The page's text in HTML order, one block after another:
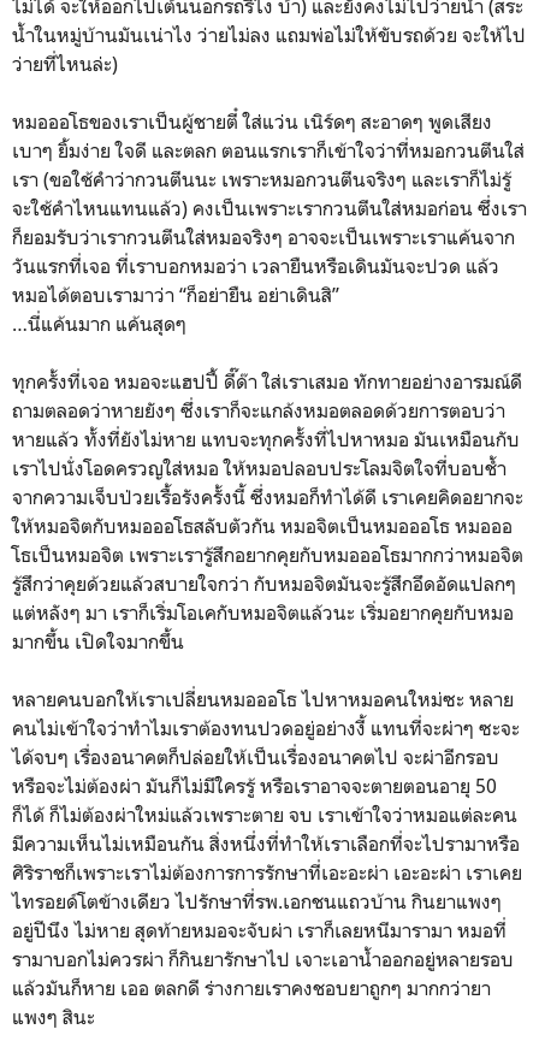
ไม่ได้ จะให้ออกไปเต้นนอกรถรึไง บ้า) และยังคงไม่ไปว่ายน้ำ (สระ
น้ำในหมู่บ้านมันเน่าไง ว่ายไม่ลง แถมพ่อไม่ให้ขับรถด้วย จะให้ไป
ว่ายที่ไหนล่ะ)
หมอออโธของเราเป็นผู้ชายตี๋ ใส่แว่น เนิร์ดๆ สะอาดๆ พูดเสียง
เบาๆ ยิ้มง่าย ใจดี และตลก ตอนแรกเราก็เข้าใจว่าที่หมอกวนตีนใส่
เรา (ขอใช้คำว่ากวนตีนนะ เพราะหมอกวนตีนจริงๆ และเราก็ไม่รู้
จะใช้คำไหนแทนแล้ว) คงเป็นเพราะเรากวนตีนใส่หมอก่อน ซึ่งเรา
ก็ยอมรับว่าเรากวนตีนใส่หมอจริงๆ อาจจะเป็นเพราะเราแค้นจาก
วันแรกที่เจอ ที่เราบอกหมอว่า เวลายืนหรือเดินมันจะปวด แล้ว
หมอได้ตอบเรามาว่า “ก็อย่ายืน อย่าเดินสิ”
…นี่แค้นมาก แค้นสุดๆ
ทุกครั้งที่เจอ หมอจะแฮปปี้ ดี๊ด๊า ใส่เราเสมอ ทักทายอย่างอารมณ์ดี
ถามตลอดว่าหายยังๆ ซึ่งเราก็จะแกล้งหมอตลอดด้วยการตอบว่า
หายแล้ว ทั้งที่ยังไม่หาย แทบจะทุกครั้งที่ไปหาหมอ มันเหมือนกับ
เราไปนั่งโอดครวญใส่หมอ ให้หมอปลอบประโลมจิตใจที่บอบช้ำ
จากความเจ็บป่วยเรื้อรังครั้งนี้ ซึ่งหมอก็ทำได้ดี เราเคยคิดอยากจะ
ให้หมอจิตกับหมอออโธสลับตัวกัน หมอจิตเป็นหมอออโธ หมอออ
โธเป็นหมอจิต เพราะเรารู้สึกอยากคุยกับหมอออโธมากกว่าหมอจิต
รู้สึกว่าคุยด้วยแล้วสบายใจกว่า กับหมอจิตมันจะรู้สึกอึดอัดแปลกๆ
แต่หลังๆ มา เราก็เริ่มโอเคกับหมอจิตแล้วนะ เริ่มอยากคุยกับหมอ
มากขึ้น เปิดใจมากขึ้น
หลายคนบอกให้เราเปลี่ยนหมอออโธ ไปหาหมอคนใหม่ซะ หลาย
คนไม่เข้าใจว่าทำไมเราต้องทนปวดอยู่อย่างงี้ แทนที่จะผ่าๆ ซะจะ
ได้จบๆ เรื่องอนาคตก็ปล่อยให้เป็นเรื่องอนาคตไป จะผ่าอีกรอบ
หรือจะไม่ต้องผ่า มันก็ไม่มีใครรู้ หรือเราอาจจะตายตอนอายุ 50
ก็ได้ ก็ไม่ต้องผ่าใหม่แล้วเพราะตาย จบ เราเข้าใจว่าหมอแต่ละคน
มีความเห็นไม่เหมือนกัน สิ่งหนึ่งที่ทำให้เราเลือกที่จะไปรามาหรือ
ศิริราชก็เพราะเราไม่ต้องการการรักษาที่เอะอะผ่า เอะอะผ่า เราเคย
ไทรอยด์โตข้างเดียว ไปรักษาที่รพ.เอกชนแถวบ้าน กินยาแพงๆ
อยู่ปีนึง ไม่หาย สุดท้ายหมอจะจับผ่า เราก็เลยหนีมารามา หมอที่
รามาบอกไม่ควรผ่า ก็กินยารักษาไป เจาะเอาน้ำออกอยู่หลายรอบ
แล้วมันก็หาย เออ ตลกดี ร่างกายเราคงชอบยาถูกๆ มากกว่ายา
แพงๆ สินะ